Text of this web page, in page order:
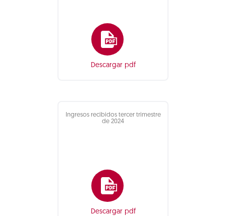
Descargar pdf
Ingresos recibidos tercer trimestre
de 2024
Descargar pdf